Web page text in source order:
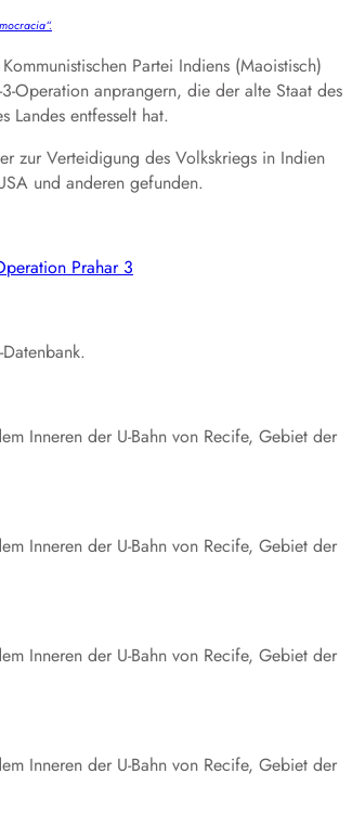
Partei Indiens (Maoistisch)
Operation anprangern, die der alte Staat des
Landes entfesselt hat.
zur Verteidigung des Volkskriegs in Indien
und anderen gefunden.
Prahar 3
Inneren der U-Bahn von Recife, Gebiet der
Inneren der U-Bahn von Recife, Gebiet der
Inneren der U-Bahn von Recife, Gebiet der
Inneren der U-Bahn von Recife, Gebiet der